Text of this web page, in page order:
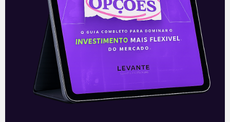
Todos atentos à Opep
O mercado internacional de petróleo